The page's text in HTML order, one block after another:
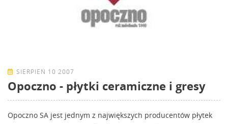
SIERPIEŃ 10 2007
Opoczno - płytki ceramiczne i gresy
Opoczno SA jest jednym z największych producentów płytek